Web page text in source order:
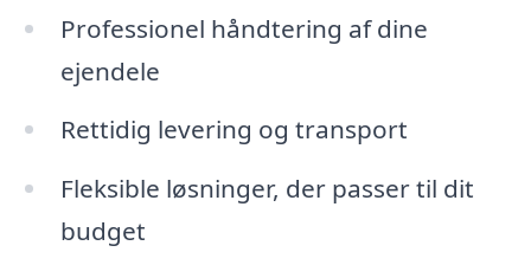
Professionel håndtering af dine
ejendele
Rettidig levering og transport
Fleksible løsninger, der passer til dit
budget